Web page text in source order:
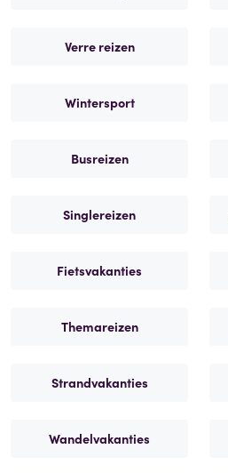
Verre reizen
Wintersport
Busreizen
Singlereizen
Fietsvakanties
Themareizen
Strandvakanties
Wandelvakanties